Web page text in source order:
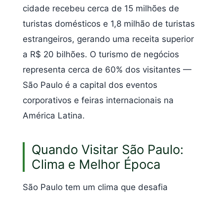
cidade recebeu cerca de 15 milhões de
turistas domésticos e 1,8 milhão de turistas
estrangeiros, gerando uma receita superior
a R$ 20 bilhões. O turismo de negócios
representa cerca de 60% dos visitantes —
São Paulo é a capital dos eventos
corporativos e feiras internacionais na
América Latina.
Quando Visitar São Paulo:
Clima e Melhor Época
São Paulo tem um clima que desafia